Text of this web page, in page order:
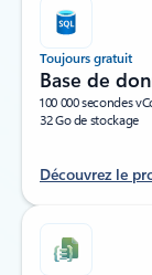
Toujours gratuit
Base de
100 000 secondes
32 Go de stockage
Découvrez le